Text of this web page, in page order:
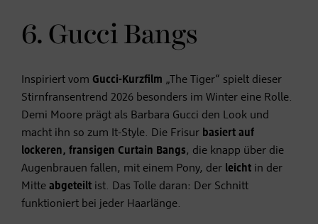
6. Gucci Bangs
Inspiriert vom Gucci-Kurzfilm „The Tiger“ spielt dieser
Stirnfransentrend 2026 besonders im Winter eine Rolle.
Demi Moore prägt als Barbara Gucci den Look und
macht ihn so zum It-Style. Die Frisur basiert auf
lockeren, fransigen Curtain Bangs, die knapp über die
Augenbrauen fallen, mit einem Pony, der leicht in der
Mitte abgeteilt ist. Das Tolle daran: Der Schnitt
funktioniert bei jeder Haarlänge.